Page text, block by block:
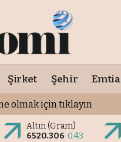
Şirket Şehir Emtia
olmak için tıklayın
Altın (Gram)
6520.306 0.43